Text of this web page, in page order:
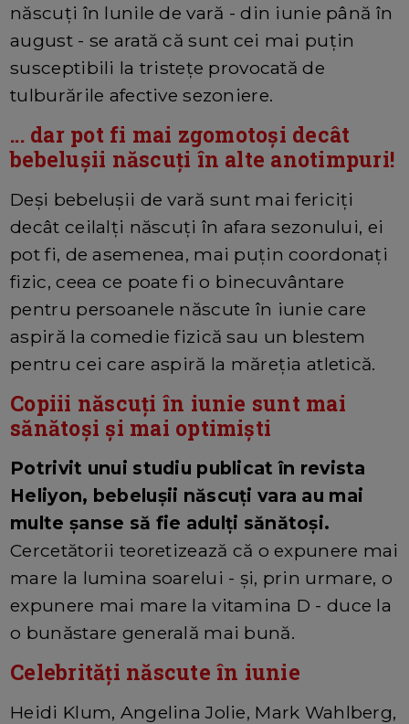
născuți în lunile de vară - din iunie până în
august - se arată că sunt cei mai puțin
susceptibili la tristețe provocată de
tulburările afective sezoniere.
... dar pot fi mai zgomotoși decât
bebelușii născuți în alte anotimpuri!
Deși bebelușii de vară sunt mai fericiți
decât ceilalți născuți în afara sezonului, ei
pot fi, de asemenea, mai puțin coordonați
fizic, ceea ce poate fi o binecuvântare
pentru persoanele născute în iunie care
aspiră la comedie fizică sau un blestem
pentru cei care aspiră la măreția atletică.
Copiii născuți în iunie sunt mai
sănătoși și mai optimiști
Potrivit unui studiu publicat în revista
Heliyon, bebelușii născuți vara au mai
multe șanse să fie adulți sănătoși.
Cercetătorii teoretizează că o expunere mai
mare la lumina soarelui - și, prin urmare, o
expunere mai mare la vitamina D - duce la
o bunăstare generală mai bună.
Celebrități născute în iunie
Heidi Klum, Angelina Jolie, Mark Wahlberg,